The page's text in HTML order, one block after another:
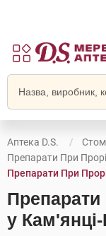
Аптека D.S.
Препарати При
Препарати При
Препарати
у